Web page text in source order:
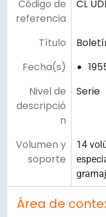
Código de
referencia
CL
Título
Fecha(s)
Nivel de
descripció
n
Serie
Volumen y
soporte
14
Área de